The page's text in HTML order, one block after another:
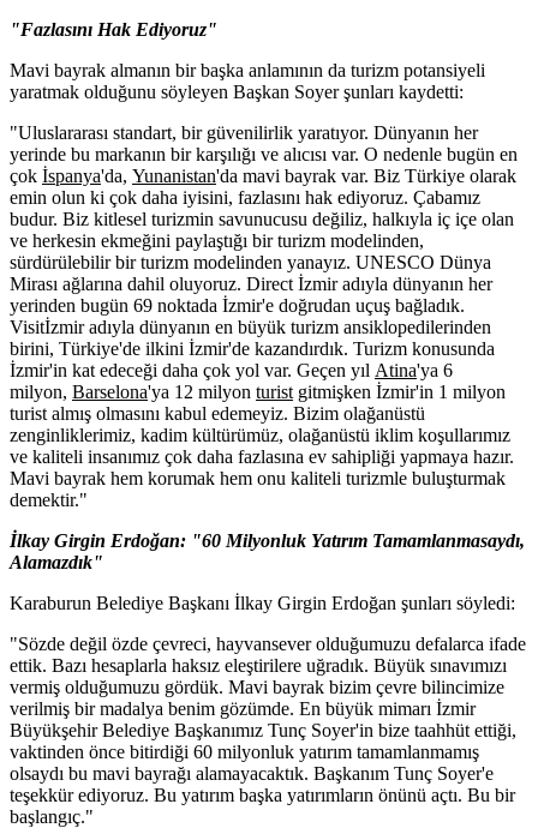
"Fazlasını Hak Ediyoruz"
Mavi bayrak almanın bir başka anlamının da turizm potansiyeli
yaratmak olduğunu söyleyen Başkan Soyer şunları kaydetti:
"Uluslararası standart, bir güvenilirlik yaratıyor. Dünyanın her
yerinde bu markanın bir karşılığı ve alıcısı var. O nedenle bugün en
çok İspanya'da, Yunanistan'da mavi bayrak var. Biz Türkiye olarak
emin olun ki çok daha iyisini, fazlasını hak ediyoruz. Çabamız
budur. Biz kitlesel turizmin savunucusu değiliz, halkıyla iç içe olan
ve herkesin ekmeğini paylaştığı bir turizm modelinden,
sürdürülebilir bir turizm modelinden yanayız. UNESCO Dünya
Mirası ağlarına dahil oluyoruz. Direct İzmir adıyla dünyanın her
yerinden bugün 69 noktada İzmir'e doğrudan uçuş bağladık.
Visitİzmir adıyla dünyanın en büyük turizm ansiklopedilerinden
birini, Türkiye'de ilkini İzmir'de kazandırdık. Turizm konusunda
İzmir'in kat edeceği daha çok yol var. Geçen yıl Atina'ya 6
milyon, Barselona'ya 12 milyon turist gitmişken İzmir'in 1 milyon
turist almış olmasını kabul edemeyiz. Bizim olağanüstü
zenginliklerimiz, kadim kültürümüz, olağanüstü iklim koşullarımız
ve kaliteli insanımız çok daha fazlasına ev sahipliği yapmaya hazır.
Mavi bayrak hem korumak hem onu kaliteli turizmle buluşturmak
demektir."
İlkay Girgin Erdoğan: "60 Milyonluk Yatırım Tamamlanmasaydı,
Alamazdık"
Karaburun Belediye Başkanı İlkay Girgin Erdoğan şunları söyledi:
"Sözde değil özde çevreci, hayvansever olduğumuzu defalarca ifade
ettik. Bazı hesaplarla haksız eleştirilere uğradık. Büyük sınavımızı
vermiş olduğumuzu gördük. Mavi bayrak bizim çevre bilincimize
verilmiş bir madalya benim gözümde. En büyük mimarı İzmir
Büyükşehir Belediye Başkanımız Tunç Soyer'in bize taahhüt ettiği,
vaktinden önce bitirdiği 60 milyonluk yatırım tamamlanmamış
olsaydı bu mavi bayrağı alamayacaktık. Başkanım Tunç Soyer'e
teşekkür ediyoruz. Bu yatırım başka yatırımların önünü açtı. Bu bir
başlangıç."